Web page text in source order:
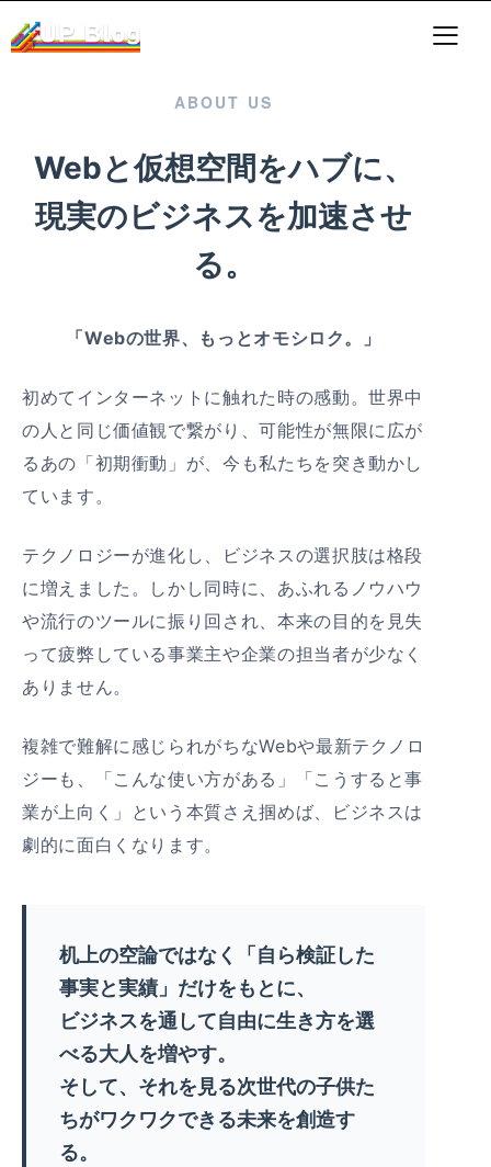
ABOUT US
Webと仮想空間をハブに、
現実のビジネスを加速させ
る。
「Webの世界、もっとオモシロク。」
初めてインターネットに触れた時の感動。世界中
の人と同じ価値観で繋がり、可能性が無限に広が
るあの「初期衝動」が、今も私たちを突き動かし
ています。
テクノロジーが進化し、ビジネスの選択肢は格段
に増えました。しかし同時に、あふれるノウハウ
や流行のツールに振り回され、本来の目的を見失
って疲弊している事業主や企業の担当者が少なく
ありません。
複雑で難解に感じられがちなWebや最新テクノロ
ジーも、「こんな使い方がある」「こうすると事
業が上向く」という本質さえ掴めば、ビジネスは
劇的に面白くなります。
机上の空論ではなく「自ら検証した
事実と実績」だけをもとに、
ビジネスを通して自由に生き方を選
べる大人を増やす。
そして、それを見る次世代の子供た
ちがワクワクできる未来を創造す
る。